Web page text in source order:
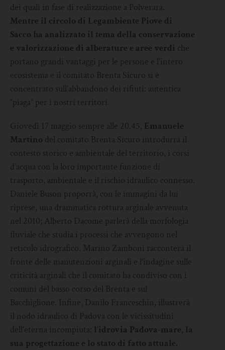
dei quali in fase di realizzazione a Polverara.
Mentre il circolo di Legambiente Piove di
Sacco ha analizzato il tema della conservazione
e valorizzazione di alberature e aree verdi che
portano grandi vantaggi per le persone e l’intero
ecosistema e il comitato Brenta Sicuro si è
concentrato sull’abbandono dei rifiuti: autentica
“piaga” per i nostri territori.
Giovedì 17 maggio sempre alle 20.45, Emanuele
Martino del comitato Brenta Sicuro introdurrà il
contesto storico e ambientale del territorio, i corsi
d’acqua con la loro importante funzione di
trasporto, ambientale e il rischio idraulico connesso.
Daniele Buson proporrà, con le immagini da lui
riprese, una drammatica rottura arginale avvenuta
nel 2010; Alberto Dacome parlerà della morfologia
fluviale che studia i processi che avvengono nel
reticolo idrografico. Marino Zamboni racconterà il
fronte delle manutenzioni arginali e l’indagine sulle
criticità arginali che il comitato ha condiviso con i
comuni del basso corso del Brenta e sul
Bacchiglione. Infine, Danilo Franceschin, illustrerà
il nodo idraulico di Padova con le vicissitudini
dell’eterna incompiuta: l’idrovia Padova-mare, la
sua progettazione e lo stato di fatto attuale.